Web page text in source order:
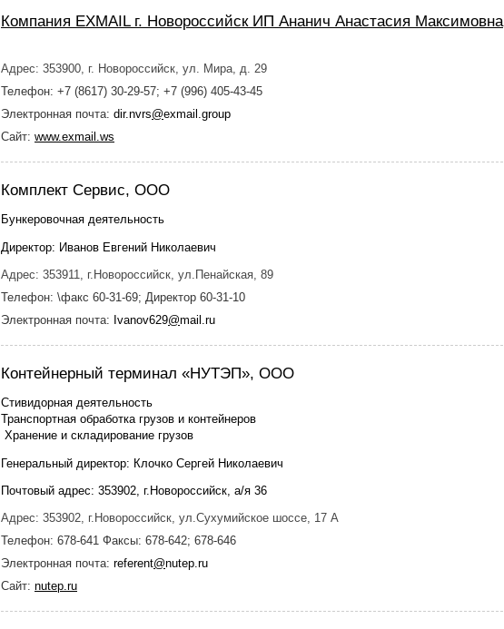
Компания EXMAIL г. Новороссийск ИП Ананич Анастасия Максимовна
Адрес: 353900, г. Новороссийск, ул. Мира, д. 29
Телефон: +7 (8617) 30-29-57; +7 (996) 405-43-45
Электронная почта: dir.nvrs@exmail.group
Сайт: www.exmail.ws
Комплект Сервис, ООО
Бункеровочная деятельность
Директор: Иванов Евгений Николаевич
Адрес: 353911, г.Новороссийск, ул.Пенайская, 89
Телефон: \факс 60-31-69; Директор 60-31-10
Электронная почта: Ivanov629@mail.ru
Контейнерный терминал «НУТЭП», ООО
Стивидорная деятельность
Транспортная обработка грузов и контейнеров
Хранение и складирование грузов
Генеральный директор: Клочко Сергей Николаевич
Почтовый адрес: 353902, г.Новороссийск, а/я 36
Адрес: 353902, г.Новороссийск, ул.Сухумийское шоссе, 17 А
Телефон: 678-641 Факсы: 678-642; 678-646
Электронная почта: referent@nutep.ru
Сайт: nutep.ru